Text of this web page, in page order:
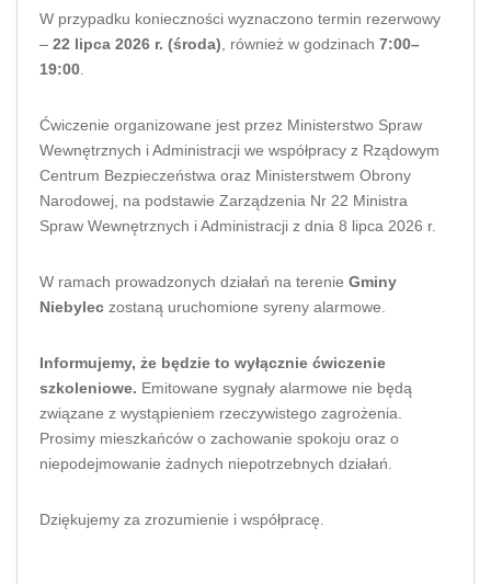
W przypadku konieczności wyznaczono termin rezerwowy
– 22 lipca 2026 r. (środa) , również w godzinach 7:00–
19:00
Ćwiczenie organizowane jest przez Ministerstwo Spraw
Wewnętrznych i Administracji we współpracy z Rządowym
Centrum Bezpieczeństwa oraz Ministerstwem Obrony
Narodowej, na podstawie Zarządzenia Nr 22 Ministra
Spraw Wewnętrznych i Administracji z dnia 8 lipca 2026 r.
W ramach prowadzonych działań na terenie Gminy
Niebylec zostaną uruchomione syreny alarmowe.
Informujemy, że będzie to wyłącznie ćwiczenie
szkoleniowe. Emitowane sygnały alarmowe nie będą
związane z wystąpieniem rzeczywistego zagrożenia.
Prosimy mieszkańców o zachowanie spokoju oraz o
niepodejmowanie żadnych niepotrzebnych działań.
Dziękujemy za zrozumienie i współpracę.